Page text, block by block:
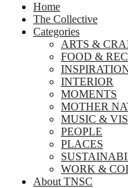
Home
The Collective
Categories
ARTS &
FOOD &
INTERIOR
MOMENTS
MOTHER
MUSIC &
PEOPLE
PLACES
WORK &
About TNSC